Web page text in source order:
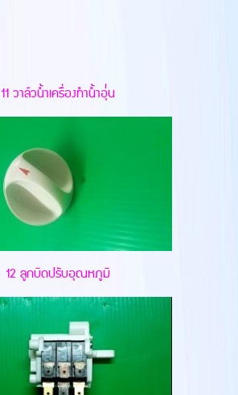
11 วาล์วน้ำเครื่องทำน้ำอุ่่น
12 ลูกบิดปรับอุณหภูมิ